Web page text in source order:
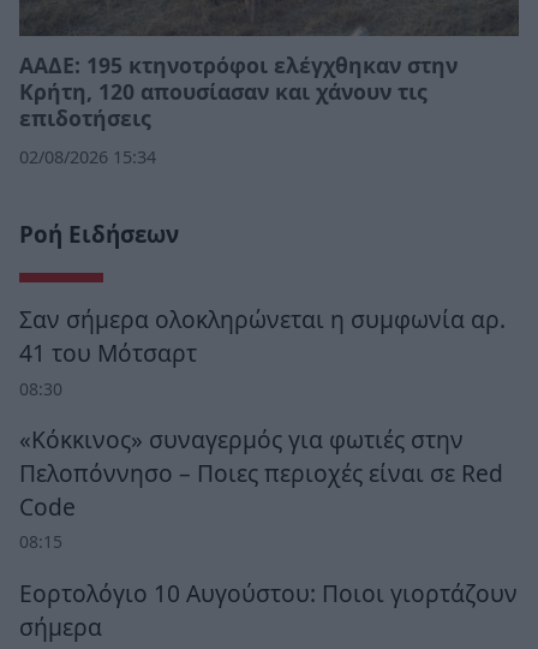
ΑΑΔΕ: 195 κτηνοτρόφοι ελέγχθηκαν στην
Κρήτη, 120 απουσίασαν και χάνουν τις
επιδοτήσεις
02/08/2026 15:34
Ροή Ειδήσεων
Σαν σήμερα ολοκληρώνεται η συμφωνία αρ.
41 του Μότσαρτ
08:30
«Κόκκινος» συναγερμός για φωτιές στην
Πελοπόννησο – Ποιες περιοχές είναι σε Red
Code
08:15
Εορτολόγιο 10 Αυγούστου: Ποιοι γιορτάζουν
σήμερα